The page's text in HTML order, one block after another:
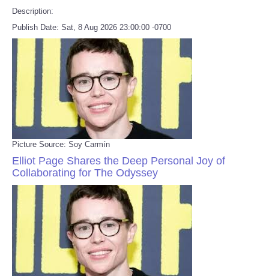
Description:
Publish Date: Sat, 8 Aug 2026 23:00:00 -0700
Picture Source: Soy Carmín
Elliot Page Shares the Deep Personal Joy of
Collaborating for The Odyssey